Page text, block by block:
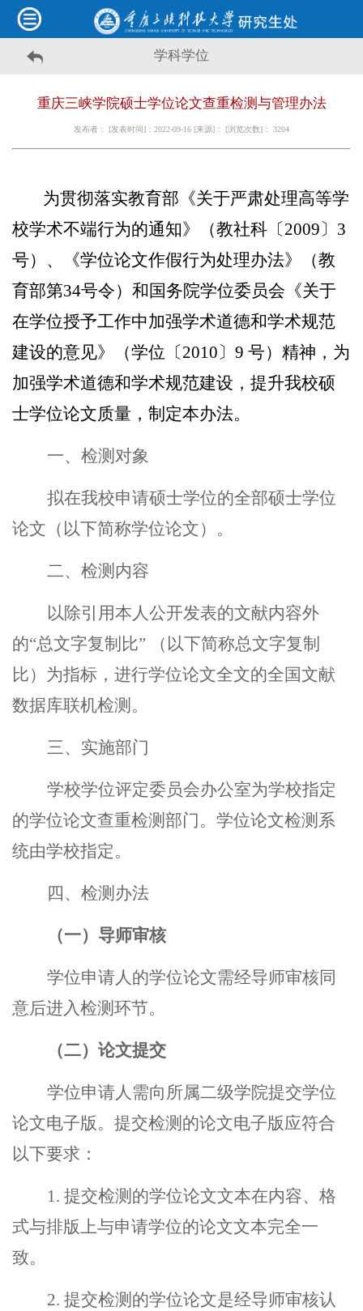
学科学位
重庆三峡学院硕士学位论文查重检测与管理办法
发布者： [发表时间]：2022-09-16 [来源]： [浏览次数]： 3204
为贯彻落实教育部《关于严肃处理高等学
校学术不端行为的通知》（教社科〔2009〕 3
号）、《学位论文作假行为处理办法》（教
育部第34号令）和国务院学位委员会《关于
在学位授予工作中加强学术道德和学术规范
建设的意见》（学位〔2010〕 9 号）精神，为
加强学术道德和学术规范建设，提升我校硕
士学位论文质量，制定本办法。
一、检测对象
拟在我校申请硕士学位的全部硕士学位
论文（以下简称学位论文）。
二、检测内容
以除引用本人公开发表的文献内容外
的“总文字复制比”
（以下简称总文字复制
比）为指标，进行学位论文全文的全国文献
数据库联机检测。
三、实施部门
学校学位评定委员会办公室为学校指定
的学位论文查重检测部门。学位论文检测系
统由学校指定。
四、检测办法
（一）导师审核
学位申请人的学位论文需经导师审核同
意后进入检测环节。
（二）论文提交
学位申请人需向所属二级学院提交学位
论文电子版。提交检测的论文电子版应符合
以下要求：
1. 提交检测的学位论文文本在内容、格
式与排版上与申请学位的论文文本完全一
致。
2. 提交检测的学位论文是经导师审核认